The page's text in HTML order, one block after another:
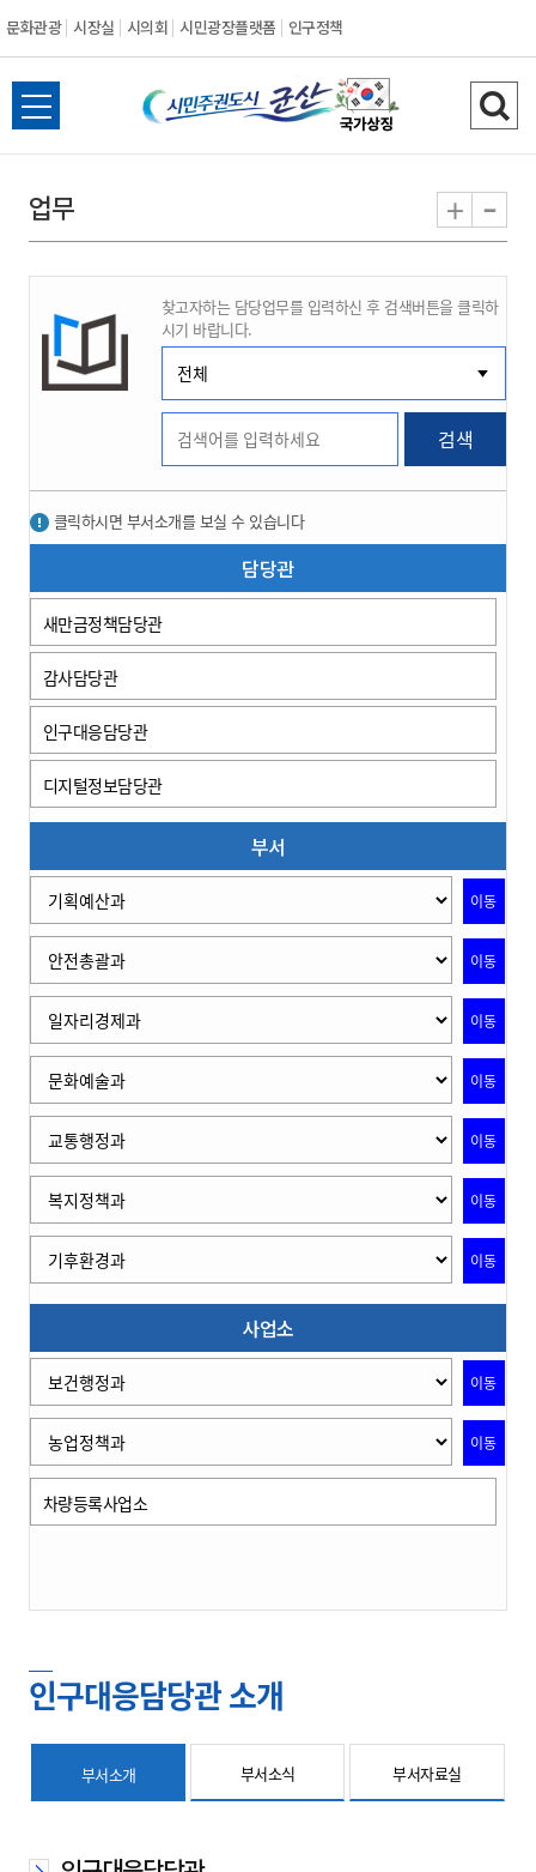
문화관광 시장실 시의회 시민광장플랫폼 인구정책
시
민
권
도
시
군
산
전
체
뉴
열
검
색
기
업무 + -
찾고자하는 담당업무를 입력하신 후 검색버튼을 클릭하
시기 바랍니다.
검색
클릭하시면 부서소개를 보실 수 있습니다
담당관
새만금정책담당관
감사담당관
인구대응담당관
디지털정보담당관
부서
이동
이동
이동
이동
이동
이동
이동
사업소
이동
이동
차량등록사업소
인구대응담당관 소개
부서소개 부서소식 부서자료실